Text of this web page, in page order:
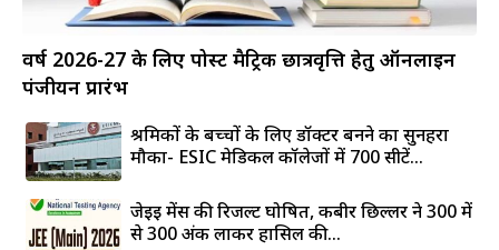
वर्ष 2026-27 के लिए पोस्ट मैट्रिक छात्रवृत्ति हेतु ऑनलाइन
पंजीयन प्रारंभ
श्रमिकों के बच्चों के लिए डॉक्टर बनने का सुनहरा
मौका- ESIC मेडिकल कॉलेजों में 700 सीटें...
जेईई मेंस की रिजल्ट घोषित, कबीर छिल्लर ने 300 में
से 300 अंक लाकर हासिल की...